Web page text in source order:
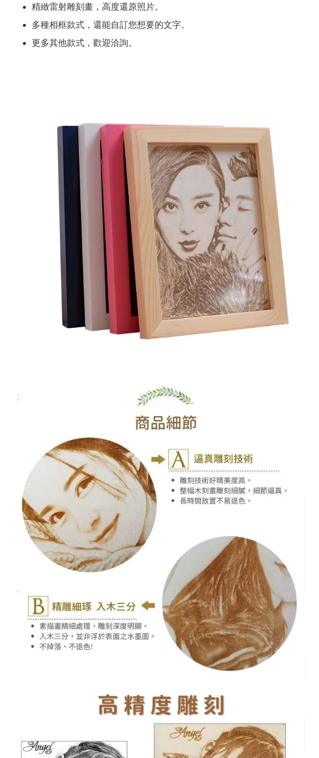
精緻雷射雕刻畫，高度還原照片。
多種相框款式，還能自訂您想要的文字。
更多其他款式，歡迎洽詢。